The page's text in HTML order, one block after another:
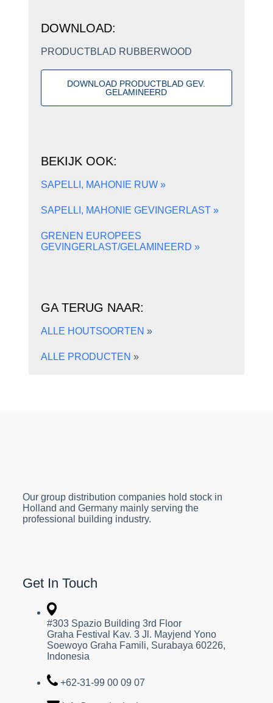
DOWNLOAD:
PRODUCTBLAD RUBBERWOOD
DOWNLOAD PRODUCTBLAD GEV.
GELAMINEERD
BEKIJK OOK:
SAPELLI, MAHONIE RUW »
SAPELLI, MAHONIE GEVINGERLAST »
GRENEN EUROPEES
GEVINGERLAST/GELAMINEERD »
GA TERUG NAAR:
ALLE HOUTSOORTEN »
ALLE PRODUCTEN »
Our group distribution companies hold stock in
Holland and Germany mainly serving the
professional building industry.
Get In Touch
#303 Spazio Building 3rd Floor
Graha Festival Kav. 3 Jl. Mayjend Yono
Soewoyo Graha Famili, Surabaya 60226,
Indonesia
+62-31-99 00 09 07